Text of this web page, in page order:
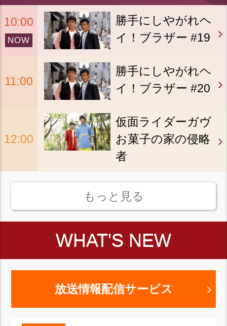
10:00
NOW
勝手にしやがれヘ
イ！ブラザー #19
11:00
勝手にしやがれヘ
イ！ブラザー #20
12:00
仮面ライダーガヴ
お菓子の家の侵略
者
もっと見る
WHAT'S NEW
放送情報配信サービス